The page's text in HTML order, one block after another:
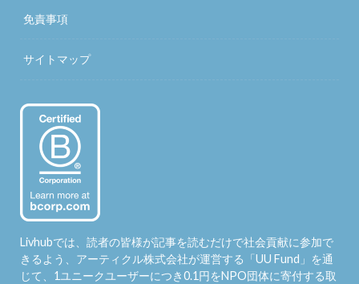
免責事項
サイトマップ
Livhubでは、読者の皆様が記事を読むだけで社会貢献に参加で
きるよう、アーティクル株式会社が運営する「UU Fund 」を通
じて、1ユニークユーザーにつき0.1円をNPO団体に寄付する取